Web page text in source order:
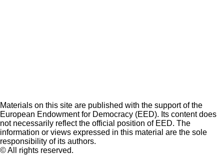
Materials on this site are published with the support of the
European Endowment for Democracy (EED). Its content does
not necessarily reflect the official position of EED. The
information or views expressed in this material are the sole
responsibility of its authors.
© All rights reserved.